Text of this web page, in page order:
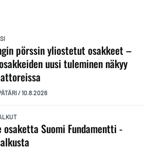
pörssin yliostetut osakkeet –
uusi tuleminen näkyy
/10.8.2026
osaketta Suomi Fundamentti -